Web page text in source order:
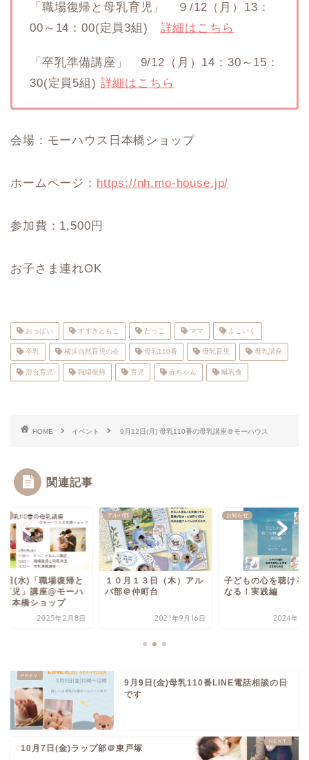
「職場復帰と母乳育児」 ９/12（月）13：
00～14：00(定員3組) 詳細はこちら
「卒乳準備講座」 9/12（月）14：30～15：
30(定員5組) 詳細はこちら
会場：モーハウス日本橋ショップ
ホームページ： https://nh.mo-house.jp/
参加費：1,500円
お子さま連れOK
おっぱい すずきともこ だっこ ママ よこいく
卒乳 横浜自然育児の会 母乳110番 母乳育児 母乳講座
混合育児 職場復帰 育児 赤ちゃん 離乳食
HOME イベント 9月12日(月) 母乳110番の母乳講座＠モーハウス
関連記事
日(水)「職場復帰と
育児」講座@モーハ
日本橋ショップ
2025年2月8日
アルバ部
１０月１３日（木）アル
バ部＠仲町台
2021年9月16日
お知らせ
子どもの心を聴ける
なる！実践編
2024年3
9月9日(金)母乳110番LINE電話相談の日
です
10月7日(金)ラップ部＠東戸塚